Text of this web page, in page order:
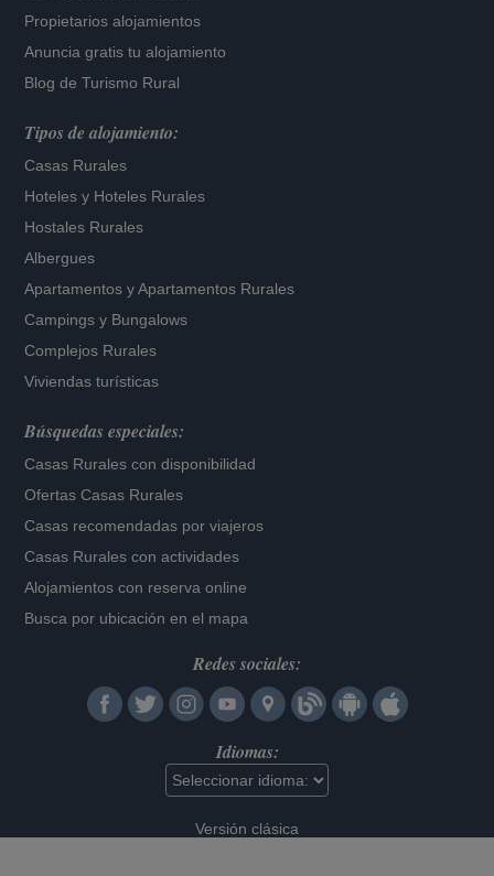
Propietarios alojamientos
Anuncia gratis tu alojamiento
Blog de Turismo Rural
Tipos de alojamiento:
Casas Rurales
Hoteles y Hoteles Rurales
Hostales Rurales
Albergues
Apartamentos yApartamentos Rurales
Campings y Bungalows
Complejos Rurales
Viviendas turísticas
Búsquedas especiales:
Casas Rurales con disponibilidad
Ofertas Casas Rurales
Casas recomendadas por viajeros
Casas Rurales con actividades
Alojamientos con reserva online
Busca por ubicación en el mapa
Redes sociales:
Idiomas:
Versión clásica